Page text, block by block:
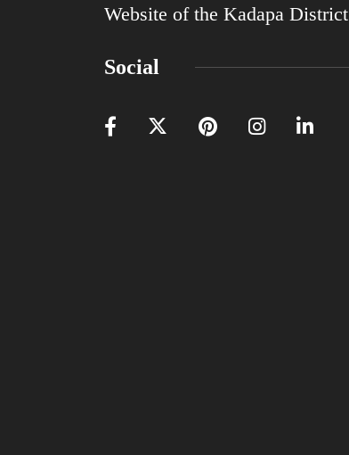
Website of the Kadapa District
Social